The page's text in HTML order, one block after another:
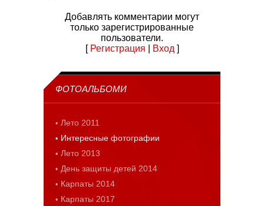
Добавлять комментарии могут
только зарегистрированные
пользователи.
[ Регистрация Вход ]
ФОТОАЛЬБОМИ
Лето 2011
Интересные фотографии
Лето 2013
День защиты детей 2014
Карпаты 2014
Карпаты 2017